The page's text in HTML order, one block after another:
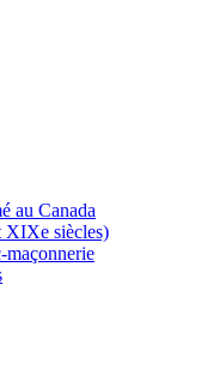
au Canada
XIXe siècles)
maçonnerie